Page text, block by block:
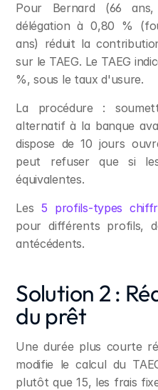
Pour Bernard (66
délégation à 0,80 %
ans) réduit la
sur le TAEG. Le TAEG
%, sous le taux d'usure.
La procédure :
alternatif à la banque
dispose de 10 jours
peut refuser que si
équivalentes.
Les 5 profils-types
pour différents profils,
antécédents.
Solution 2 :
du prêt
Une durée plus courte
modifie le calcul du
plutôt que 15, les frais